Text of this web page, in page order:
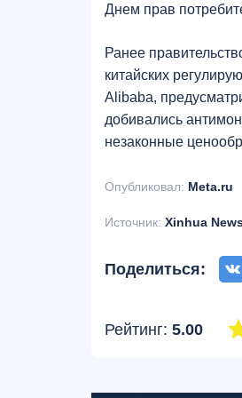
Днем прав
Ранее
китайских
Alibaba,
добивались
незаконные
Опубликовал: Meta.ru
Источник: Xinhua
Поделиться:
Рейтинг: 5.00